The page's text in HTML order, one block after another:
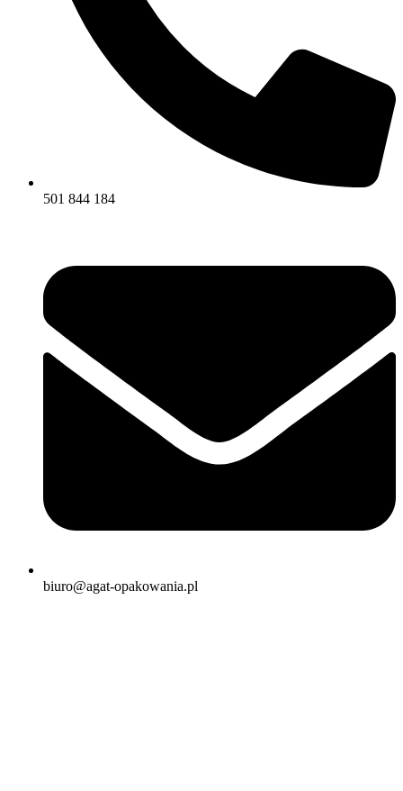
501 844 184
biuro@agat-opakowania.pl